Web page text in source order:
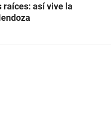
raíces: así vive la